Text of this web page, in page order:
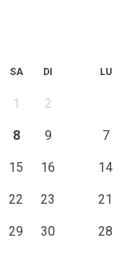
SA DI
1 2
8 9
15 16
22 23
29 30
LU
7
14
21
28